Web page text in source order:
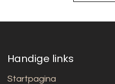
Handige links
Startpagina